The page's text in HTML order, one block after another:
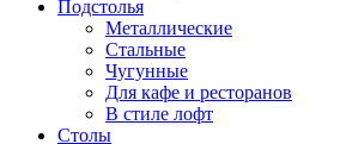
Подстолья
Металлические
Стальные
Чугунные
Для кафе и ресторанов
В стиле лофт
Столы